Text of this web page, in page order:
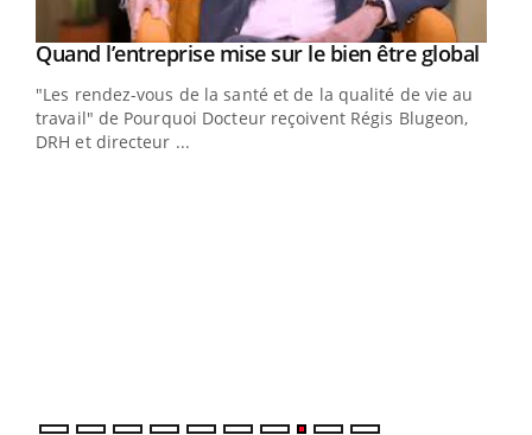
Youtube
Quand l’entreprise mise sur le bien être global
"Les rendez-vous de la santé et de la qualité de vie au
travail" de Pourquoi Docteur reçoivent Régis Blugeon,
DRH et directeur ...